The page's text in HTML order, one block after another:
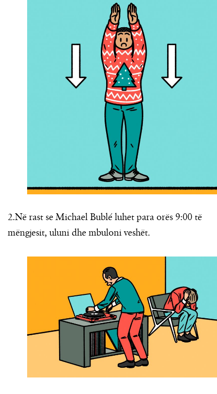
2.Në rast se Michael Bublé luhet para orës 9:00 të
mëngjesit, uluni dhe mbuloni veshët.